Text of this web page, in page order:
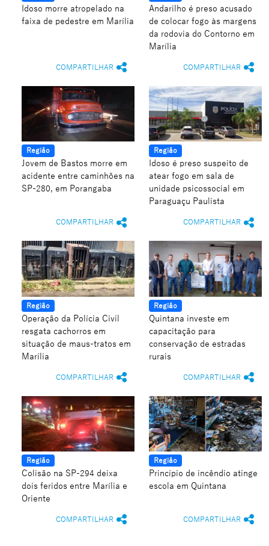
Idoso morre atropelado na
faixa de pedestre em Marília
COMPARTILHAR
Andarilho é preso acusado
de colocar fogo às margens
da rodovia do Contorno em
Marília
COMPARTILHAR
Região
Jovem de Bastos morre em
acidente entre caminhões na
SP-280, em Porangaba
COMPARTILHAR
Região
Idoso é preso suspeito de
atear fogo em sala de
unidade psicossocial em
Paraguaçu Paulista
COMPARTILHAR
Região
Operação da Polícia Civil
resgata cachorros em
situação de maus-tratos em
Marília
COMPARTILHAR
Região
Quintana investe em
capacitação para
conservação de estradas
rurais
COMPARTILHAR
Região
Colisão na SP-294 deixa
dois feridos entre Marília e
Oriente
COMPARTILHAR
Região
Princípio de incêndio atinge
escola em Quintana
COMPARTILHAR